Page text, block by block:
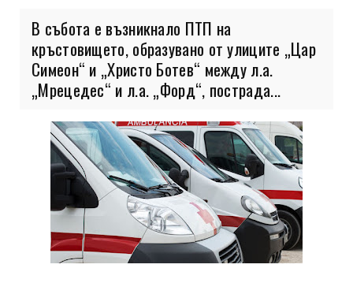
В събота е възникнало ПТП на
кръстовището, образувано от улиците „Цар
Симеон“ и „Христо Ботев“ между л.а.
„Мрецедес“ и л.а. „Форд“, пострада...